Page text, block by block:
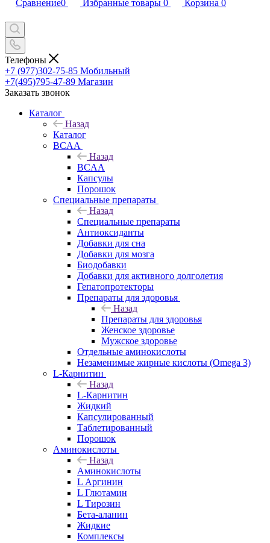
Сравнение0 Избранные товары 0 Корзина 0
Телефоны
+7 (977)302-75-85 Мобильный
+7(495)795-47-89 Магазин
Заказать звонок
Каталог
Назад
Каталог
BCAA
Назад
BCAA
Капсулы
Порошок
Cпециальные препараты
Назад
Cпециальные препараты
Антиоксиданты
Добавки для сна
Добавки для мозга
Биодобавки
Добавки для активного долголетия
Гепатопротекторы
Препараты для здоровья
Назад
Препараты для здоровья
Женское здоровье
Мужское здоровье
Отдельные аминокислоты
Незаменимые жирные кислоты (Omega 3)
L-Карнитин
Назад
L-Карнитин
Жидкий
Капсулированный
Таблетированный
Порошок
Аминокислоты
Назад
Аминокислоты
L Аргинин
L Глютамин
L Тирозин
Бета-аланин
Жидкие
Комплексы